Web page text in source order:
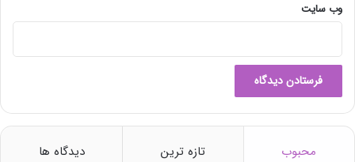
وب‌ سایت
محبوب تازه ترین دیدگاه ها